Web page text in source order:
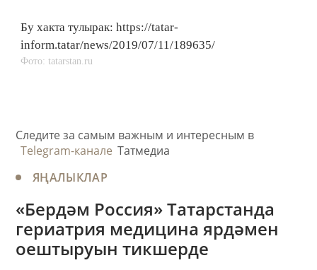
Бу хакта тулырак: https://tatar-
inform.tatar/news/2019/07/11/189635/
Фото: tatarstan.ru
Следите за самым важным и интересным в
Telegram-канале Татмедиа
ЯҢАЛЫКЛАР
​«Бердәм Россия» Татарстанда
гериатрия медицина ярдәмен
оештыруын тикшерде